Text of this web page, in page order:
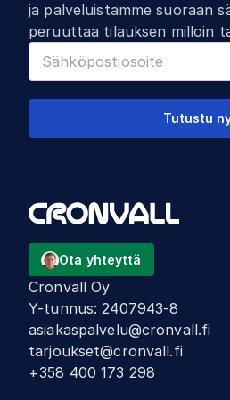
ja palveluistamme suoraan
peruuttaa tilauksen milloin
Tutustu
Ota yhteyttä
Cronvall Oy
Y-tunnus:2407943-8
asiakaspalvelu@cronvall.fi
tarjoukset@cronvall.fi
+358 400 173 298